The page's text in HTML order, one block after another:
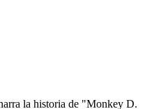
la historia de "Monkey D.